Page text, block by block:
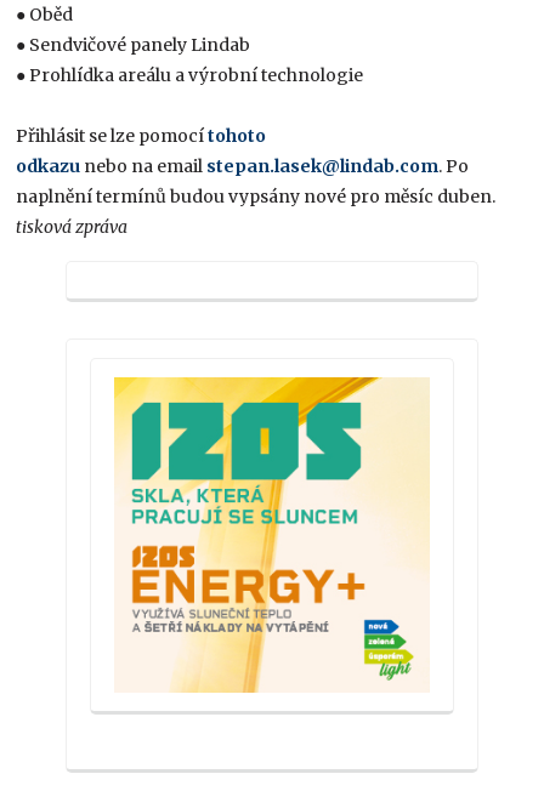
● Oběd
● Sendvičové panely Lindab
● Prohlídka areálu a výrobní technologie
Přihlásit se lze pomocítohoto
odkazu nebo na email stepan.lasek@lindab.com. Po
naplnění termínů budou vypsány nové pro měsíc duben.
tisková zpráva